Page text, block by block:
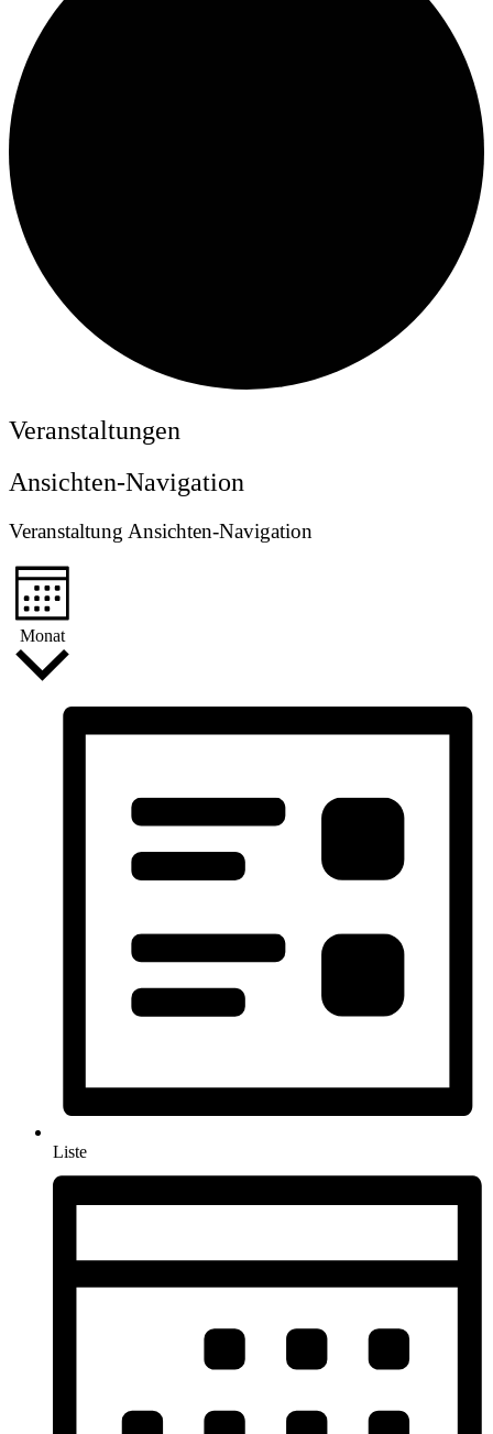
Veranstaltungen
Ansichten-Navigation
Veranstaltung Ansichten-Navigation
Monat
Liste